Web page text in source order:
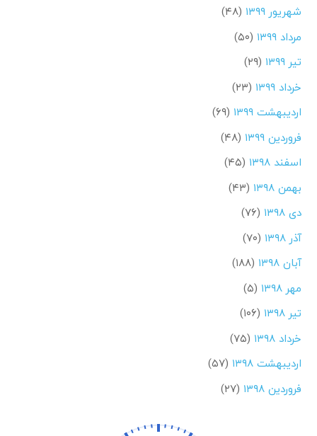
شهریور ۱۳۹۹
(۴۸)
مرداد ۱۳۹۹
(۵۰)
تیر ۱۳۹۹
(۲۹)
خرداد ۱۳۹۹
(۲۳)
اردیبهشت ۱۳۹۹
(۶۹)
فروردین ۱۳۹۹
(۴۸)
اسفند ۱۳۹۸
(۴۵)
بهمن ۱۳۹۸
(۴۳)
دی ۱۳۹۸
(۷۶)
آذر ۱۳۹۸
(۷۰)
آبان ۱۳۹۸
(۱۸۸)
مهر ۱۳۹۸
(۵)
تیر ۱۳۹۸
(۱۰۶)
خرداد ۱۳۹۸
(۷۵)
اردیبهشت ۱۳۹۸
(۵۷)
فروردین ۱۳۹۸
(۲۷)